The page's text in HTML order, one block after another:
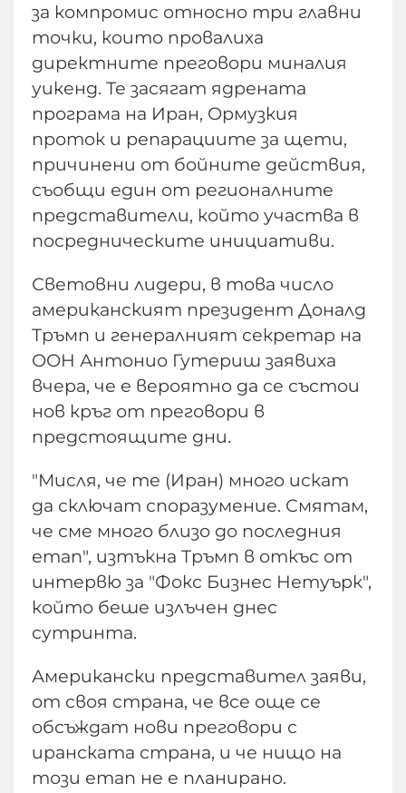
за компромис относно три главни
точки, които провалиха
директните преговори миналия
уикенд. Те засягат ядрената
програма на Иран, Ормузкия
проток и репарациите за щети,
причинени от бойните действия,
съобщи един от регионалните
представители, който участва в
посредническите инициативи.
Световни лидери, в това число
американският президент Доналд
Тръмп и генералният секретар на
ООН Антонио Гутериш заявиха
вчера, че е вероятно да се състои
нов кръг от преговори в
предстоящите дни.
"Мисля, че те (Иран) много искат
да сключат споразумение. Смятам,
че сме много близо до последния
етап", изтъкна Тръмп в откъс от
интервю за "Фокс Бизнес Нетуърк",
който беше излъчен днес
сутринта.
Американски представител заяви,
от своя страна, че все още се
обсъждат нови преговори с
иранската страна, и че нищо на
този етап не е планирано.